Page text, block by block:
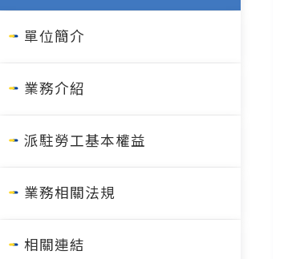
單位簡介
業務介紹
派駐勞工基本權益
業務相關法規
相關連結